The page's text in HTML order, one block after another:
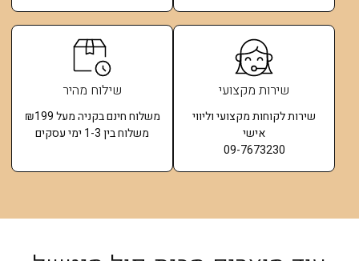
שירות מקצועי
שירות לקוחות מקצועי וליווי
אישי
09-7673230
שילוח מהיר
משלוח חינם בקניה מעל ₪199
משלוח בין 1-3 ימי עסקים